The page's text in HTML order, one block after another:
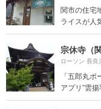
関市の住宅
ライスが人
宗休寺（
ローソン 長
「五郎丸
アプリ”雲揚